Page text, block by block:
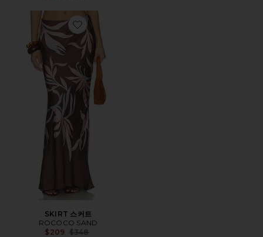
Favorite SKIRT 스커트
SKIRT 스커트
ROCOCO SAND
$209 Previous price:
$348